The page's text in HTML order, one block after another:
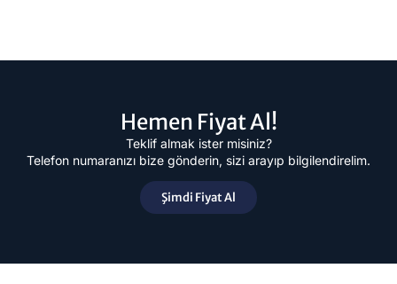
Hemen Fiyat Al!
Teklif almak ister misiniz?
Telefon numaranızı bize gönderin, sizi arayıp bilgilendirelim.
Şimdi Fiyat Al